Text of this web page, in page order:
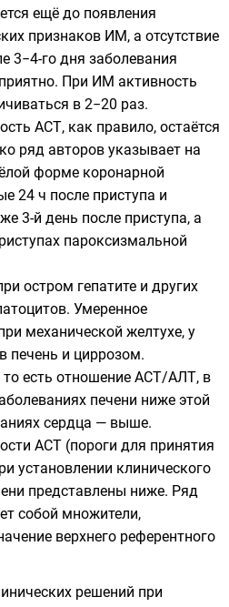
ещё до появления
признаков ИМ, а отсутствие
3−4-го дня заболевания
При ИМ активность
в 2−20 раз.
АСТ, как правило, остаётся
ряд авторов указывает на
форме коронарной
24 ч после приступа и
3-й день после приступа, а
пароксизмальной
остром гепатите и других
Умеренное
механической желтухе, у
печень и циррозом.
есть отношение АСТ/АЛТ, в
печени ниже этой
сердца — выше.
АСТ (пороги для принятия
установлении клинического
представлены ниже. Ряд
собой множители,
верхнего референтного